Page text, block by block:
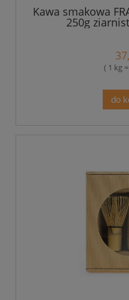
Kawa smakowa
250g
( 1 kg
do